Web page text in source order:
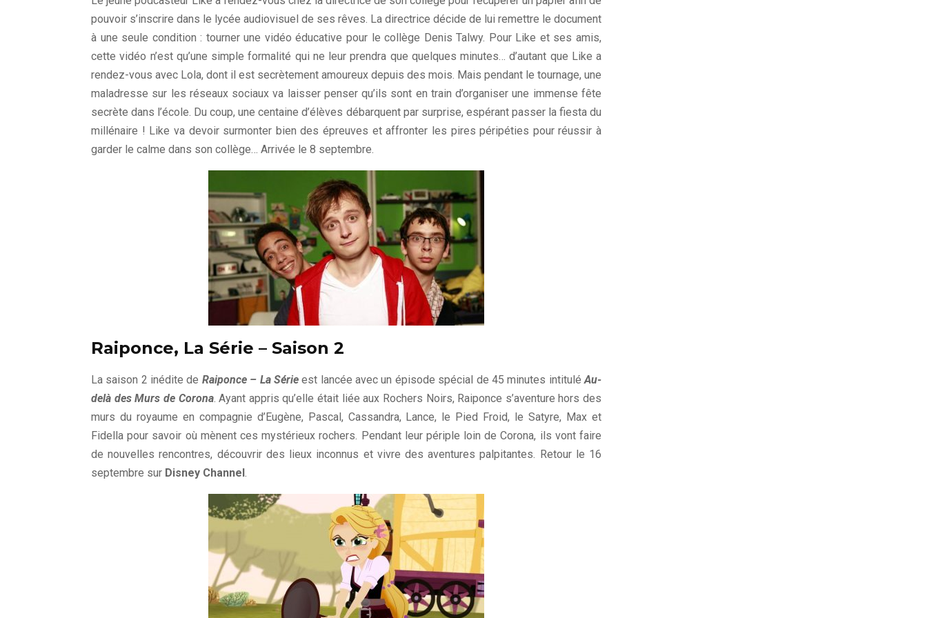
pouvoir s’inscrire dans le lycée audiovisuel de ses rêves. La directrice décide de lui remettre le document
à une seule condition : tourner une vidéo éducative pour le collège Denis Talwy. Pour Like et ses amis,
cette vidéo n’est qu’une simple formalité qui ne leur prendra que quelques minutes… d’autant que Like a
rendez-vous avec Lola, dont il est secrètement amoureux depuis des mois. Mais pendant le tournage, une
maladresse sur les réseaux sociaux va laisser penser qu’ils sont en train d’organiser une immense fête
secrète dans l’école. Du coup, une centaine d’élèves débarquent par surprise, espérant passer la fiesta du
millénaire ! Like va devoir surmonter bien des épreuves et affronter les pires péripéties pour réussir à
garder le calme dans son collège… Arrivée le 8 septembre.
Raiponce, La Série – Saison 2
La saison 2 inédite de Raiponce – La Sérieest lancée avec un épisode spécial de 45 minutes intituléAu-
delà des Murs de Corona. Ayant appris qu’elle était liée aux Rochers Noirs, Raiponce s’aventure hors des
murs du royaume en compagnie d’Eugène, Pascal, Cassandra, Lance, le Pied Froid, le Satyre, Max et
Fidella pour savoir où mènent ces mystérieux rochers. Pendant leur périple loin de Corona, ils vont faire
de nouvelles rencontres, découvrir des lieux inconnus et vivre des aventures palpitantes. Retour le 16
septembre sur Disney Channel.